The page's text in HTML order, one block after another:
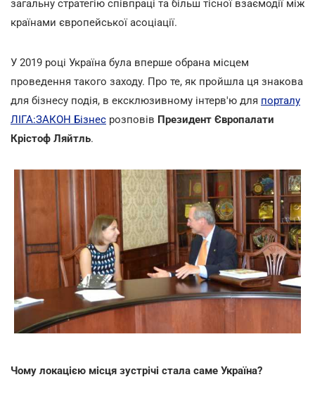
загальну стратегію співпраці та більш тісної взаємодії між
країнами європейської асоціації.
У 2019 році Україна була вперше обрана місцем
проведення такого заходу. Про те, як пройшла ця знакова
для бізнесу подія, в ексклюзивному інтерв'ю для порталу
ЛІГА:ЗАКОН Бізнес розповів Президент Європалати
Крістоф Ляйтль.
Чому локацією місця зустрічі стала саме Україна?